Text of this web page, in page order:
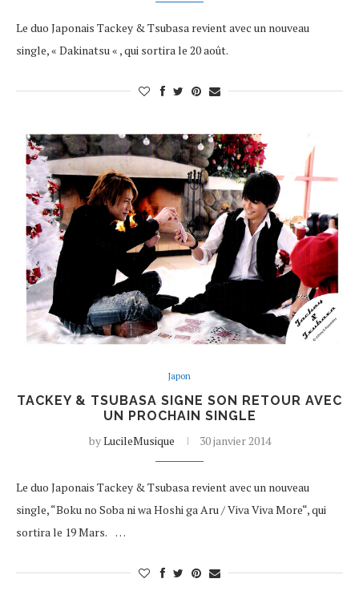
Le duo Japonais Tackey & Tsubasa revient avec un nouveau
single, « Dakinatsu « , qui sortira le 20 août.
Japon
TACKEY & TSUBASA SIGNE SON RETOUR AVEC
UN PROCHAIN SINGLE
byLucileMusique 30 janvier 2014
Le duo Japonais Tackey & Tsubasa revient avec un nouveau
single, “Boku no Soba ni wa Hoshi ga Aru / Viva Viva More“, qui
sortira le 19 Mars. …